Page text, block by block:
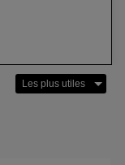
consentis.
ce
de ce site.
consulter